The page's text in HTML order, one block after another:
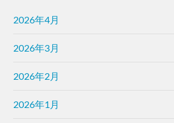
2026年4月
2026年3月
2026年2月
2026年1月